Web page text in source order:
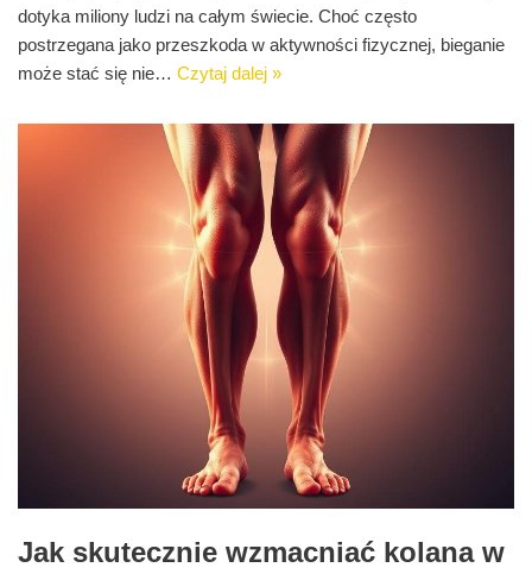
dotyka miliony ludzi na całym świecie. Choć często
postrzegana jako przeszkoda w aktywności fizycznej, bieganie
może stać się nie… Czytaj dalej »
Jak skutecznie wzmacniać kolana w